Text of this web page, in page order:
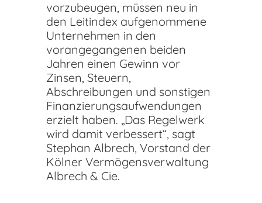
vorzubeugen, müssen neu in
den Leitindex aufgenommene
Unternehmen in den
vorangegangenen beiden
Jahren einen Gewinn vor
Zinsen, Steuern,
Abschreibungen und sonstigen
Finanzierungsaufwendungen
erzielt haben. „Das Regelwerk
wird damit verbessert“, sagt
Stephan Albrech, Vorstand der
Kölner Vermögensverwaltung
Albrech & Cie.